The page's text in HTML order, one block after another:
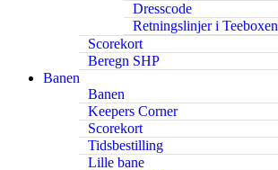
Dresscode
Retningslinjer i Teeboxen
Scorekort
Beregn SHP
Banen
Banen
Keepers Corner
Scorekort
Tidsbestilling
Lille bane